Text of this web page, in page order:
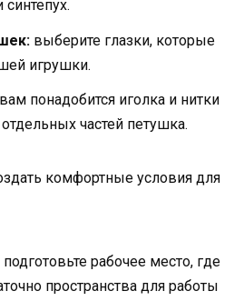
выберите глазки, которые
игрушки.
вам понадобится иголка и нитки
частей петушка.
комфортные условия для
подготовьте рабочее место, где
пространства для работы